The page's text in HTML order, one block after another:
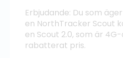
Erbjudande: Du som
en NorthTracker Scout
en Scout 2.0, som är
rabatterat pris.